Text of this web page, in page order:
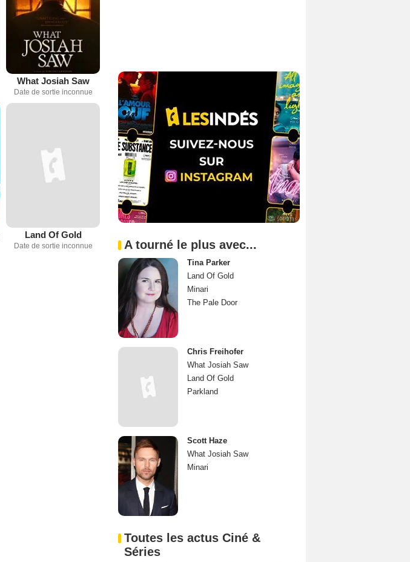
What Josiah Saw
Date de sortie inconnue
Land Of Gold
Date de sortie inconnue A tourné le plus avec...
Tina Parker
Land Of Gold
Minari
The Pale Door
Chris Freihofer
What Josiah Saw
Land Of Gold
Parkland
Scott Haze
What Josiah Saw
Minari
Toutes les actus Ciné &
Séries